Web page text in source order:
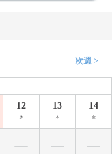
次週 >
12
水
13
木
14
金